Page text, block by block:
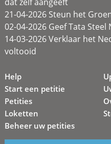
21-04-2026 Steun het
02-04-2026 Geef Tata
14-03-2026 Verklaar het
voltooid
Help
Start een petitie
Petities
Loketten
Beheer uw petities